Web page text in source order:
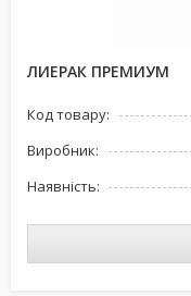
ЛИЕРАК ПРЕМИУМ
Код товару:
Виробник:
Наявність: